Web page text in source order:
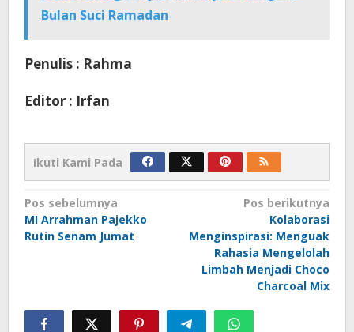
Bulan Suci Ramadan
Penulis : Rahma
Editor : Irfan
Ikuti Kami Pada
Navigasi
pos
Pos sebelumnya
MI Arrahman Pajekko
Rutin Senam Jumat
Pos berikutnya
Kolaborasi
Menginspirasi: Menguak
Rahasia Mengelolah
Limbah Menjadi Choco
Charcoal Mix